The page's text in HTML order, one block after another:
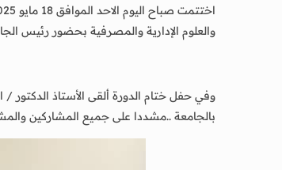
والعلوم الإدارية والمصرفية بحضور رئيس
وفي حفل ختام الدورة ألقى الأستاذ الدكتور
بالجامعة ..مشددا على جميع المشاركين